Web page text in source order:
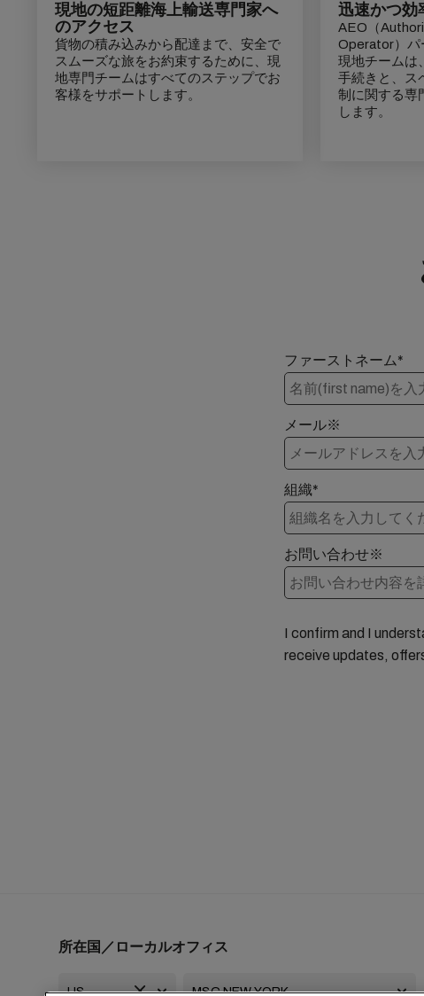
現地の短距離海上輸送専門家へ
のアクセス
貨物の積み込みから配達まで、安全で
スムーズな旅をお約束するために、現
地専門チームはすべてのステップでお
客様をサポートします。
迅速かつ効
AEO（
Operator）パ
現地チームは
手続きと、ス
制に関する専
します。
ファーストネーム*
メール※
組織*
お問い合わせ※
I confirm and I
receive updates,
所在国／ローカルオフィス